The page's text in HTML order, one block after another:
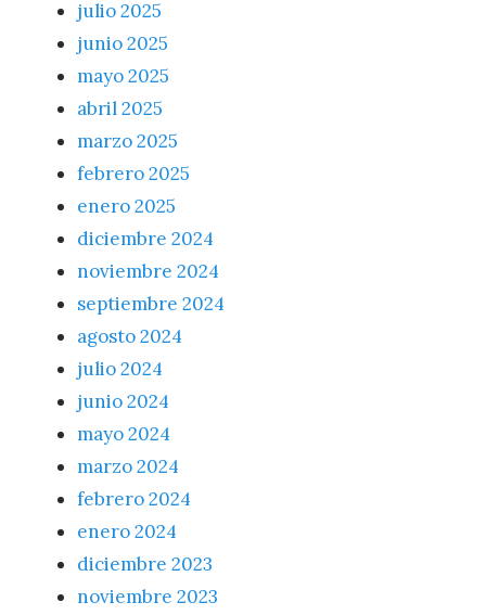
julio 2025
junio 2025
mayo 2025
abril 2025
marzo 2025
febrero 2025
enero 2025
diciembre 2024
noviembre 2024
septiembre 2024
agosto 2024
julio 2024
junio 2024
mayo 2024
marzo 2024
febrero 2024
enero 2024
diciembre 2023
noviembre 2023